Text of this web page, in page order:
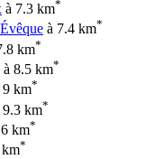
à 7.3 km*
à 7.4 km*
km*
à 8.5 km*
km*
9.3 km*
km*
km*